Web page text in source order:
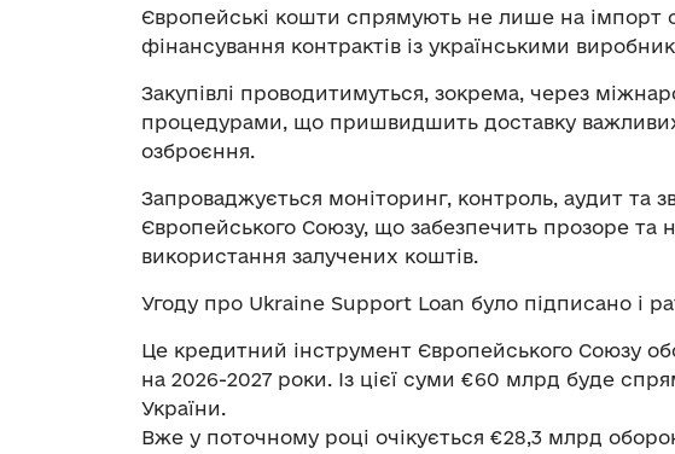
Європейські кошти спрямують не лише на імпорт
фінансування контрактів із українськими
Закупівлі проводитимуться, зокрема, через
процедурами, що пришвидшить доставку важливих
озброєння.
Запроваджується моніторинг, контроль, аудит та
Європейського Союзу, що забезпечить прозоре та
використання залучених коштів.
Угоду про Ukraine Support Loan було підписано і
Це кредитний інструмент Європейського Союзу
на 2026-2027 роки. Із цієї суми €60 млрд буде
України.
Вже у поточному році очікується €28,3 млрд